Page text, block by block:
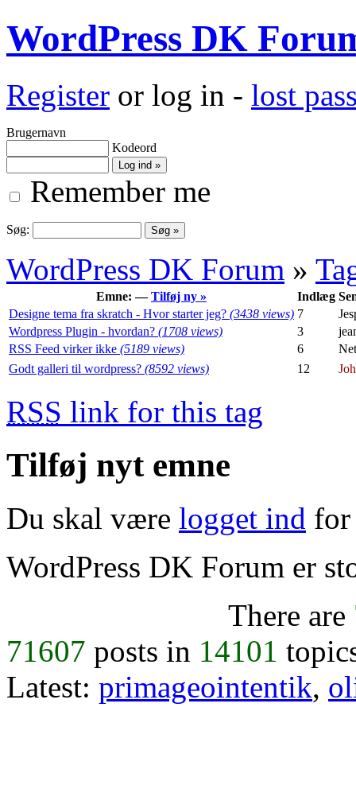
WordPress DK
Register or log in - lost
Brugernavn
Kodeord
Remember me
Søg:
WordPress DK Forum »
Emne: —Tilføj ny » Indlæg
Designe tema fra skratch - Hvor starter jeg? (3438 views) 7
Wordpress Plugin - hvordan? (1708 views) 3
RSS Feed virker ikke (5189 views) 6
Godt galleri til wordpress? (8592 views) 12
RSS link for this tag
Tilføj nyt emne
Du skal være logget ind for
WordPress DK Forum er
There are
71607 posts in 14101
Latest: primageointentik,